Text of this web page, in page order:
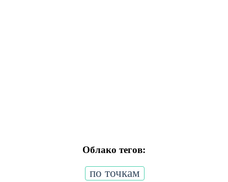
Облако тегов:
по точкам